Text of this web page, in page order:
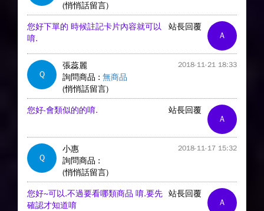
(悄悄話留言)
A
站長回覆
您好下單的 時候註記卡片內容就可以
唷.
Q
張蕊麗 2018-11-21 18:33
詢問商品 : 無商品
(悄悄話留言)
A
站長回覆
您好-會類似的的唷.
Q
小惠 2018-11-17 15:32
詢問商品 :
(悄悄話留言)
A
站長回覆
您好~可以.不過要看哪類商品 唷.要先
確認才知道唷